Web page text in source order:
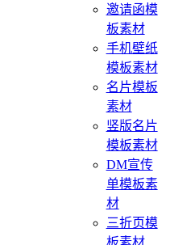
邀请函模
板素材
手机壁纸
模板素材
名片模板
素材
竖版名片
模板素材
DM宣传
单模板素
材
三折页模
板素材